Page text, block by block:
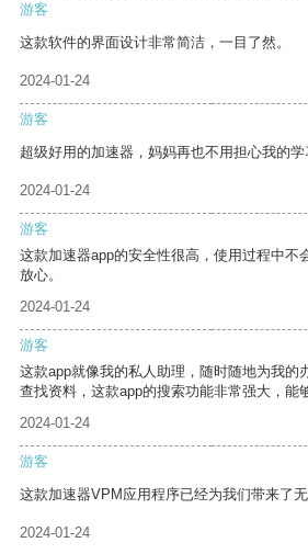
游客
这款软件的界面设计非常简洁，一目了然。
2024-01-24
游客
超级好用的加速器，妈妈再也不用担心我的学
2024-01-24
游客
这款加速器app的安全性很高，使用过程中不
放心。
2024-01-24
游客
这款app就像我的私人助理，随时随地为我的
查找资料，这款app的搜索功能非常强大，能
2024-01-24
游客
这款加速器VPM应用程序已经为我们带来了无
2024-01-24